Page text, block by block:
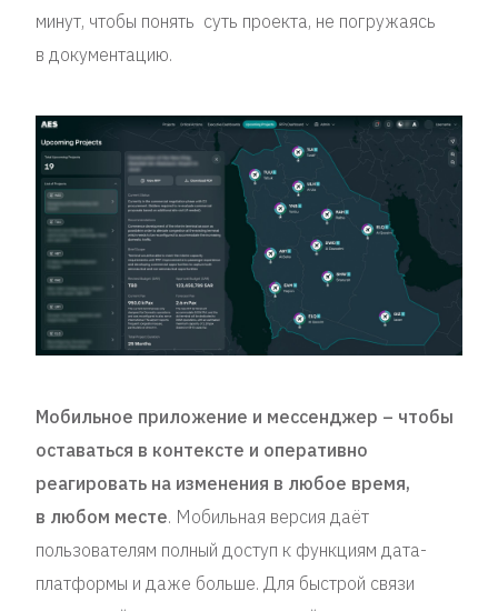
минут, чтобы понять суть проекта, не погружаясь
в документацию.
Мобильное приложение и мессенджер – чтобы
оставаться в контексте и оперативно
реагировать на изменения в любое время,
в любом месте. Мобильная версия даёт
пользователям полный доступ к функциям дата-
платформы и даже больше. Для быстрой связи